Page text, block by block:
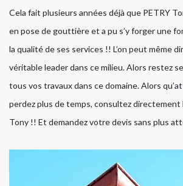
Cela fait plusieurs années déjà que PETRY
en pose de gouttière et a pu s’y forger une
la qualité de ses services !! L’on peut même
véritable leader dans ce milieu. Alors restez
tous vos travaux dans ce domaine. Alors
perdez plus de temps, consultez directement
Tony !! Et demandez votre devis sans plus